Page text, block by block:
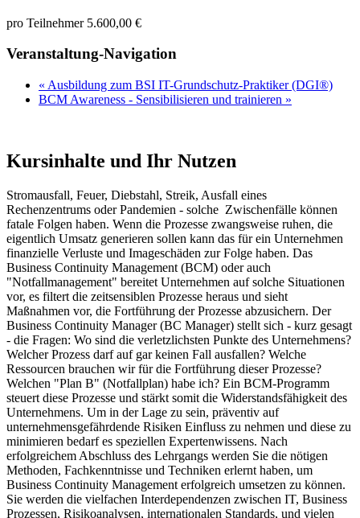
pro Teilnehmer 5.600,00 €
Veranstaltung-Navigation
« Ausbildung zum BSI IT-Grundschutz-Praktiker (DGI®)
BCM Awareness - Sensibilisieren und trainieren »
Kursinhalte und Ihr Nutzen
Stromausfall, Feuer, Diebstahl, Streik, Ausfall eines
Rechenzentrums oder Pandemien - solche Zwischenfälle können
fatale Folgen haben. Wenn die Prozesse zwangsweise ruhen, die
eigentlich Umsatz generieren sollen kann das für ein Unternehmen
finanzielle Verluste und Imageschäden zur Folge haben. Das
Business Continuity Management (BCM) oder auch
"Notfallmanagement" bereitet Unternehmen auf solche Situationen
vor, es filtert die zeitsensiblen Prozesse heraus und sieht
Maßnahmen vor, die Fortführung der Prozesse abzusichern. Der
Business Continuity Manager (BC Manager) stellt sich - kurz gesagt
- die Fragen: Wo sind die verletzlichsten Punkte des Unternehmens?
Welcher Prozess darf auf gar keinen Fall ausfallen? Welche
Ressourcen brauchen wir für die Fortführung dieser Prozesse?
Welchen "Plan B" (Notfallplan) habe ich? Ein BCM-Programm
steuert diese Prozesse und stärkt somit die Widerstandsfähigkeit des
Unternehmens. Um in der Lage zu sein, präventiv auf
unternehmensgefährdende Risiken Einfluss zu nehmen und diese zu
minimieren bedarf es speziellen Expertenwissens. Nach
erfolgreichem Abschluss des Lehrgangs werden Sie die nötigen
Methoden, Fachkenntnisse und Techniken erlernt haben, um
Business Continuity Management erfolgreich umsetzen zu können.
Sie werden die vielfachen Interdependenzen zwischen IT, Business
Prozessen, Risikoanalysen, internationalen Standards, und vielen